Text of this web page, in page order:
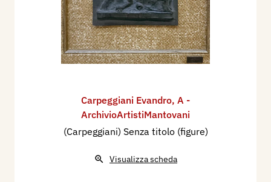
Carpeggiani Evandro, A -
ArchivioArtistiMantovani
(Carpeggiani) Senza titolo (figure)
Visualizza scheda